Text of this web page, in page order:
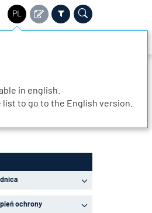
PL
ochrony
in english.
list to go to the English version.